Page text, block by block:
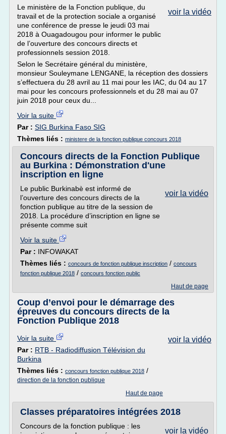
voir la vidéo
Le ministère de la Fonction publique, du
travail et de la protection sociale a organisé
une conférence de presse le jeudi 03 mai
2018 à Ouagadougou pour informer le public
de l’ouverture des concours directs et
professionnels session 2018.
Selon le Secrétaire général du ministère,
monsieur Souleymane LENGANE, la réception des dossiers
s’effectuera du 28 avril au 11 mai pour les IAC, du 04 au 17
mai pour les concours professionnels et du 28 mai au 07
juin 2018 pour ceux du...
Voir la suite
Par : SIG Burkina Faso SIG
Thèmes liés : ministere de la fonction publique concours 2018
Concours directs de la Fonction Publique
au Burkina : Démonstration d'une
inscription en ligne
voir la vidéo
Le public Burkinabè est informé de
l’ouverture des concours directs de la
fonction publique au titre de la session de
2018. La procédure d’inscription en ligne se
présente comme suit
Voir la suite
Par : INFOWAKAT
Thèmes liés : concours de fonction publique inscription / concours
fonction publique 2018 / concours fonction public
Haut de page
Coup d’envoi pour le démarrage des
épreuves du concours directs de la
Fonction Publique 2018
voir la vidéo
Voir la suite
Par : RTB - Radiodiffusion Télévision du
Burkina
Thèmes liés : concours fonction publique 2018 /
direction de la fonction publique
Haut de page
Classes préparatoires intégrées 2018
voir la vidéo
Concours de la fonction publique : les